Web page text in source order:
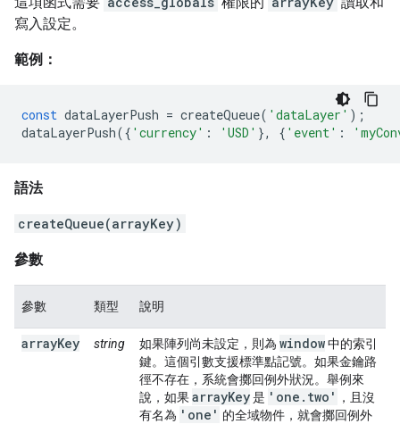
寫入設定。
範例：
const dataLayerPush = createQueue( 'dataLayer' );
dataLayerPush({ 'currency' : 'USD' }, { 'event' :
語法
createQueue(arrayKey)
參數
參數 類型 說明
arrayKey string 如果陣列尚未設定，則為 window中的索引
鍵。這個引數支援標準點記號。如果金鑰路
徑不存在，系統會擲回例外狀況。舉例來
說，如果arrayKey是 'one . two'
，且沒
有名為 'one' 的全域物件，就會擲回例外